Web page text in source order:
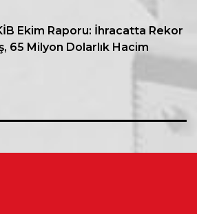
Ekim Raporu: İhracatta Rekor
65 Milyon Dolarlık Hacim